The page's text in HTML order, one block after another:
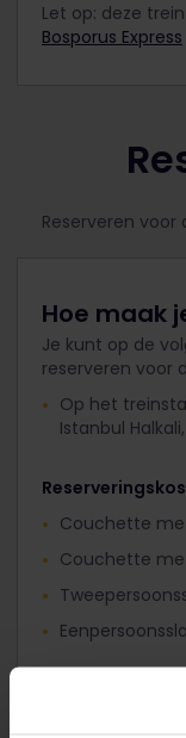
Let op: deze
Bosporus Express
Reserveren voor
Hoe maak
Je kunt op de
reserveren voor
Op het
Istanbul
Couchette
Couchette